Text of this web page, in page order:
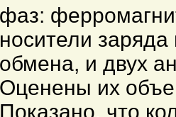
фаз:
носители
обмена, и двух
Оценены их
Показано, что